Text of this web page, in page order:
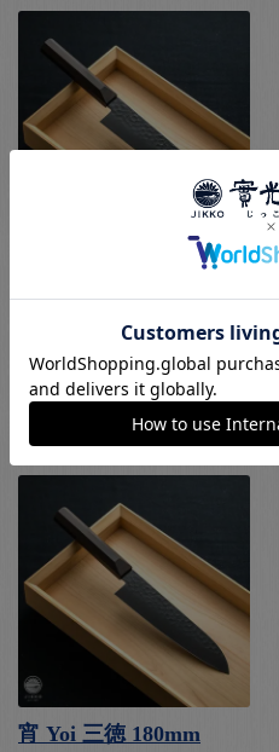
46,640 税込
お気に入りに登録する
宵 Yoi 三徳 180mm